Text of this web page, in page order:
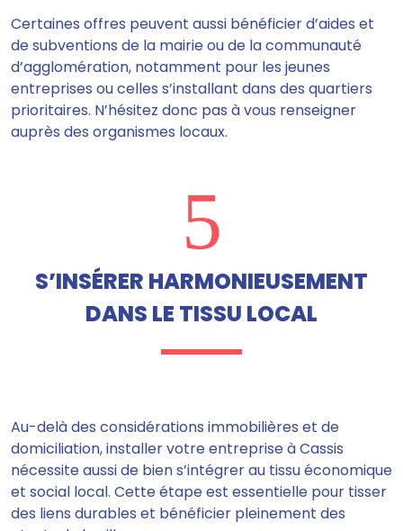
Certaines offres peuvent aussi bénéficier d’aides et
de subventions de la mairie ou de la communauté
d’agglomération, notamment pour les jeunes
entreprises ou celles s’installant dans des quartiers
prioritaires. N’hésitez donc pas à vous renseigner
auprès des organismes locaux.
5
S’INSÉRER HARMONIEUSEMENT
DANS LE TISSU LOCAL
Au-delà des considérations immobilières et de
domiciliation, installer votre entreprise à Cassis
nécessite aussi de bien s’intégrer au tissu économique
et social local. Cette étape est essentielle pour tisser
des liens durables et bénéficier pleinement des